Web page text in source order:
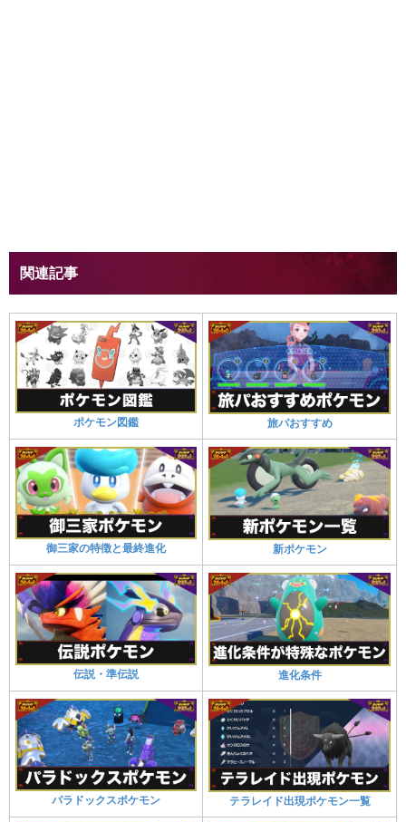
関連記事
ポケモン図鑑 旅パおすすめ
御三家の特徴と最終進化 新ポケモン
伝説・準伝説 進化条件
パラドックスポケモン テラレイド出現ポケモン一覧